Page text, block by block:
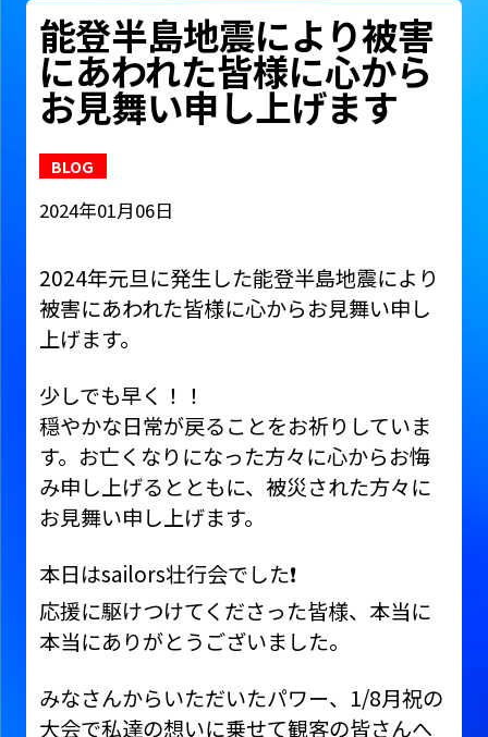
能登半島地震により被害
にあわれた皆様に心から
お見舞い申し上げます
BLOG
2024年01月06日
2024年元旦に発生した能登半島地震により
被害にあわれた皆様に心からお見舞い申し
上げます。
少しでも早く！！
穏やかな日常が戻ることをお祈りしていま
す。お亡くなりになった方々に心からお悔
み申し上げるとともに、被災された方々に
お見舞い申し上げます。
本日はsailors壮行会でした❗️
応援に駆けつけてくださった皆様、本当に
本当にありがとうございました。
みなさんからいただいたパワー、1/8月祝の
大会で私達の想いに乗せて観客の皆さんへ